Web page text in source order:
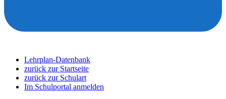
Lehrplan-Datenbank
zurück zur Startseite
zurück zur Schulart
Im Schulportal anmelden